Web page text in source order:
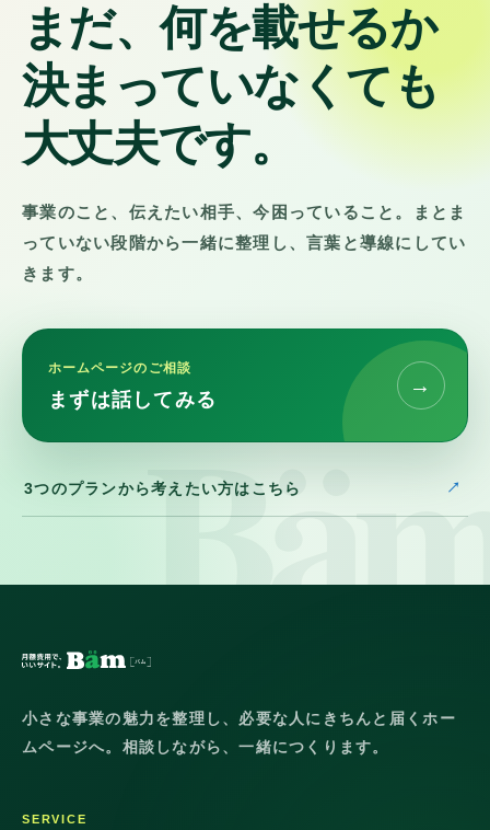
まだ、何を載せるか
決まっていなくても
大丈夫です。
事業のこと、伝えたい相手、今困っていること。まとま
っていない段階から一緒に整理し、言葉と導線にしてい
きます。
ホームページのご相談
まずは話してみる
→
3つのプランから考えたい方はこちら
小さな事業の魅力を整理し、必要な人にきちんと届くホー
ムページへ。相談しながら、一緒につくります。
SERVICE